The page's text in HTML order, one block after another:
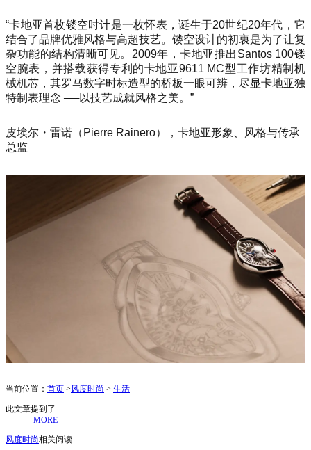
“卡地亚首枚镂空时计是一枚怀表，诞生于20世纪20年代，它
结合了品牌优雅风格与高超技艺。镂空设计的初衷是为了让复
杂功能的结构清晰可见。2009年，卡地亚推出Santos 100镂
空腕表，并搭载获得专利的卡地亚9611 MC型工作坊精制机
械机芯，其罗马数字时标造型的桥板一眼可辨，尽显卡地亚独
特制表理念 ──以技艺成就风格之美。”
皮埃尔・雷诺（Pierre Rainero），卡地亚形象、风格与传承
总监
当前位置： 首页 >风度时尚 > 生活
此文章提到了
MORE
风度时尚相关阅读